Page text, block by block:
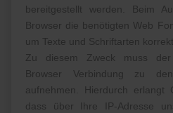
bereitgestellt werden. Beim
Browser die benötigten Web
um Texte und Schriftarten
Zu diesem Zweck muss
Browser Verbindung zu
aufnehmen. Hierdurch erlangt
dass über Ihre IP-Adresse